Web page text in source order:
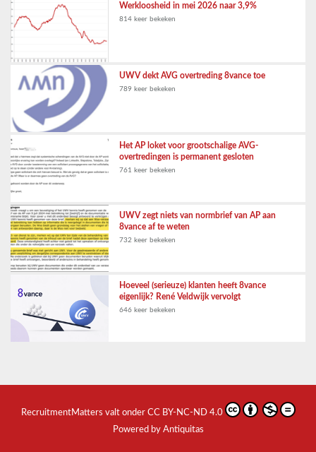
Werkloosheid in mei 2026 naar 3,9%
814 keer bekeken
UWV dekt AVG overtreding 8vance toe
789 keer bekeken
Het AP loket voor grootschalige AVG-
overtredingen is permanent gesloten
761 keer bekeken
UWV zegt niets van normbrief van AP aan
8vance af te weten
732 keer bekeken
Hoeveel (serieuze) klanten heeft 8vance
eigenlijk? René Veldwijk vervolgt
646 keer bekeken
RecruitmentMatters valt onder CC BY-NC-ND 4.0
Powered by Antiquitas